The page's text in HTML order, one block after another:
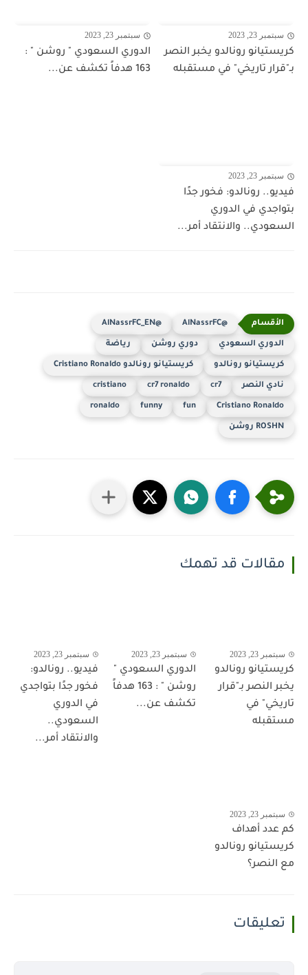
سبتمبر 23, 2023
كريستيانو رونالدو يخبر النصر
بـ"قرار تاريخي" في مستقبله
سبتمبر 23, 2023
الدوري السعودي " روشن " :
163 هدفاً تكشف عن...
سبتمبر 23, 2023
فيديو.. رونالدو: فخور جدًا
بتواجدي في الدوري
السعودي.. والانتقاد أمر...
@AlNassrFC
@AlNassrFC_EN
الدوري السعودي دوري روشن رياضة
كريستيانو رونالدو كريستيانو رونالدو Cristiano Ronaldo
نادي النصر cr7
cr7 ronaldo
cristiano
Cristiano Ronaldo
fun
funny
ronaldo
ROSHN روشن
مقالات قد تهمك
سبتمبر 23, 2023
كريستيانو رونالدو
يخبر النصر بـ"قرار
تاريخي" في
مستقبله
سبتمبر 23, 2023
الدوري السعودي "
روشن " : 163 هدفاً
تكشف عن...
سبتمبر 23, 2023
فيديو.. رونالدو:
فخور جدًا بتواجدي
في الدوري
السعودي..
والانتقاد أمر...
سبتمبر 23, 2023
كم عدد أهداف
كريستيانو رونالدو
مع النصر؟
تعليقات